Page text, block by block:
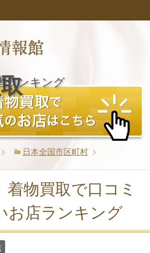
ランキング
日本全国市区町村
着物買取で口コミ
お店ランキング